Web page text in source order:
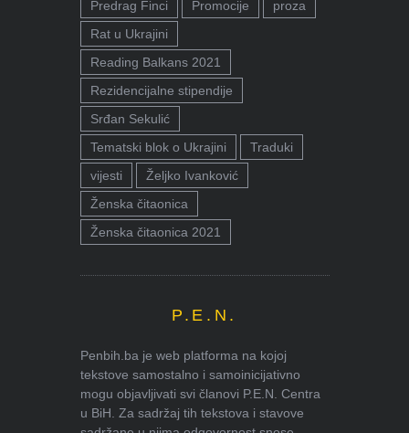
Predrag Finci
Promocije
proza
Rat u Ukrajini
Reading Balkans 2021
Rezidencijalne stipendije
Srđan Sekulić
Tematski blok o Ukrajini
Traduki
vijesti
Željko Ivanković
Ženska čitaonica
Ženska čitaonica 2021
P.E.N.
Penbih.ba je web platforma na kojoj
tekstove samostalno i samoinicijativno
mogu objavljivati svi članovi P.E.N. Centra
u BiH. Za sadržaj tih tekstova i stavove